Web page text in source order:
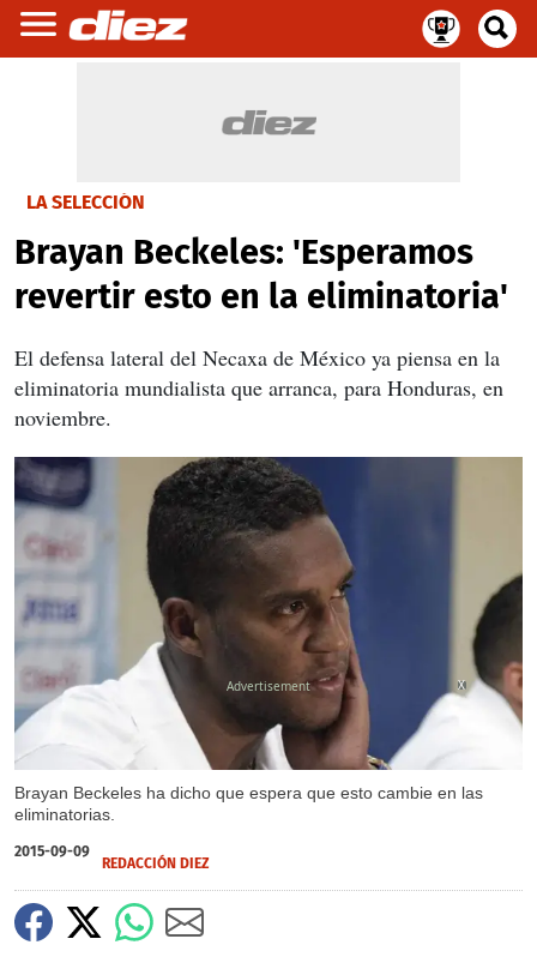
LA SELECCIÓN
Brayan Beckeles: 'Esperamos
revertir esto en la eliminatoria'
El defensa lateral del Necaxa de México ya piensa en la
eliminatoria mundialista que arranca, para Honduras, en
noviembre.
Brayan Beckeles ha dicho que espera que esto cambie en las
eliminatorias.
X
2015-09-09
REDACCIÓN DIEZ